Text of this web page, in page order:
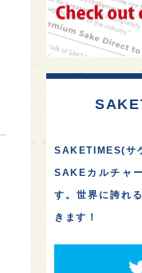
SAKETIMES(サ
SAKEカルチャ
す。世界に誇れ
きます！